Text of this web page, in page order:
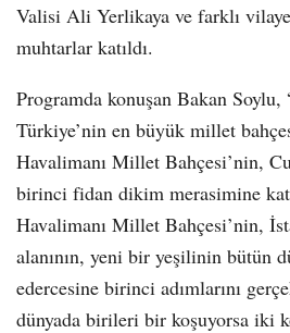
Valisi Ali Yerlikaya ve farklı
muhtarlar katıldı.
Programda konuşan Bakan Soylu,
Türkiye’nin en büyük millet
Havalimanı Millet Bahçesi’nin,
birinci fidan dikim merasimine
Havalimanı Millet Bahçesi’nin,
alanının, yeni bir yeşilinin bütün
edercesine birinci adımlarını
dünyada birileri bir koşuyorsa iki